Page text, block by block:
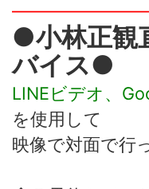
●小林正観
バイス●
LINEビデオ、
を使用して
映像で対面で行